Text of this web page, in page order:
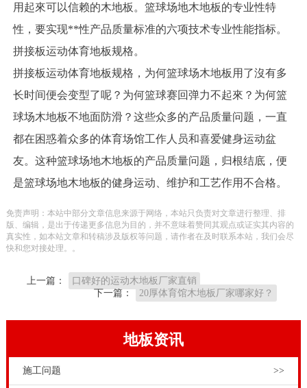
用起來可以信赖的木地板。篮球场地木地板的专业性特
性，要实现**性产品质量标准的六项技术专业性能指标。
拼接板运动体育地板规格。
拼接板运动体育地板规格，为何篮球场木地板用了沒有多
长时间便会变型了呢？为何篮球赛回弹力不起來？为何篮
球场木地板不地面防滑？这些众多的产品质量问题，一直
都在困惑着众多的体育场馆工作人员和喜爱健身运动盆
友。这种篮球场地木地板的产品质量问题，归根结底，便
是篮球场地木地板的健身运动、维护和工艺作用不合格。
免责声明：本站中部分文章信息来源于网络，本站只负责对文章进行整理、排
版、编辑，是出于传递更多信息为目的，并不意味着赞同其观点或证实其内容的
真实性，如本站文章和转稿涉及版权等问题，请作者在及时联系本站，我们会尽
快和您对接处理。。
上一篇：
口碑好的运动木地板厂家直销
下一篇：
20厚体育馆木地板厂家哪家好？
地板资讯
施工问题 >>